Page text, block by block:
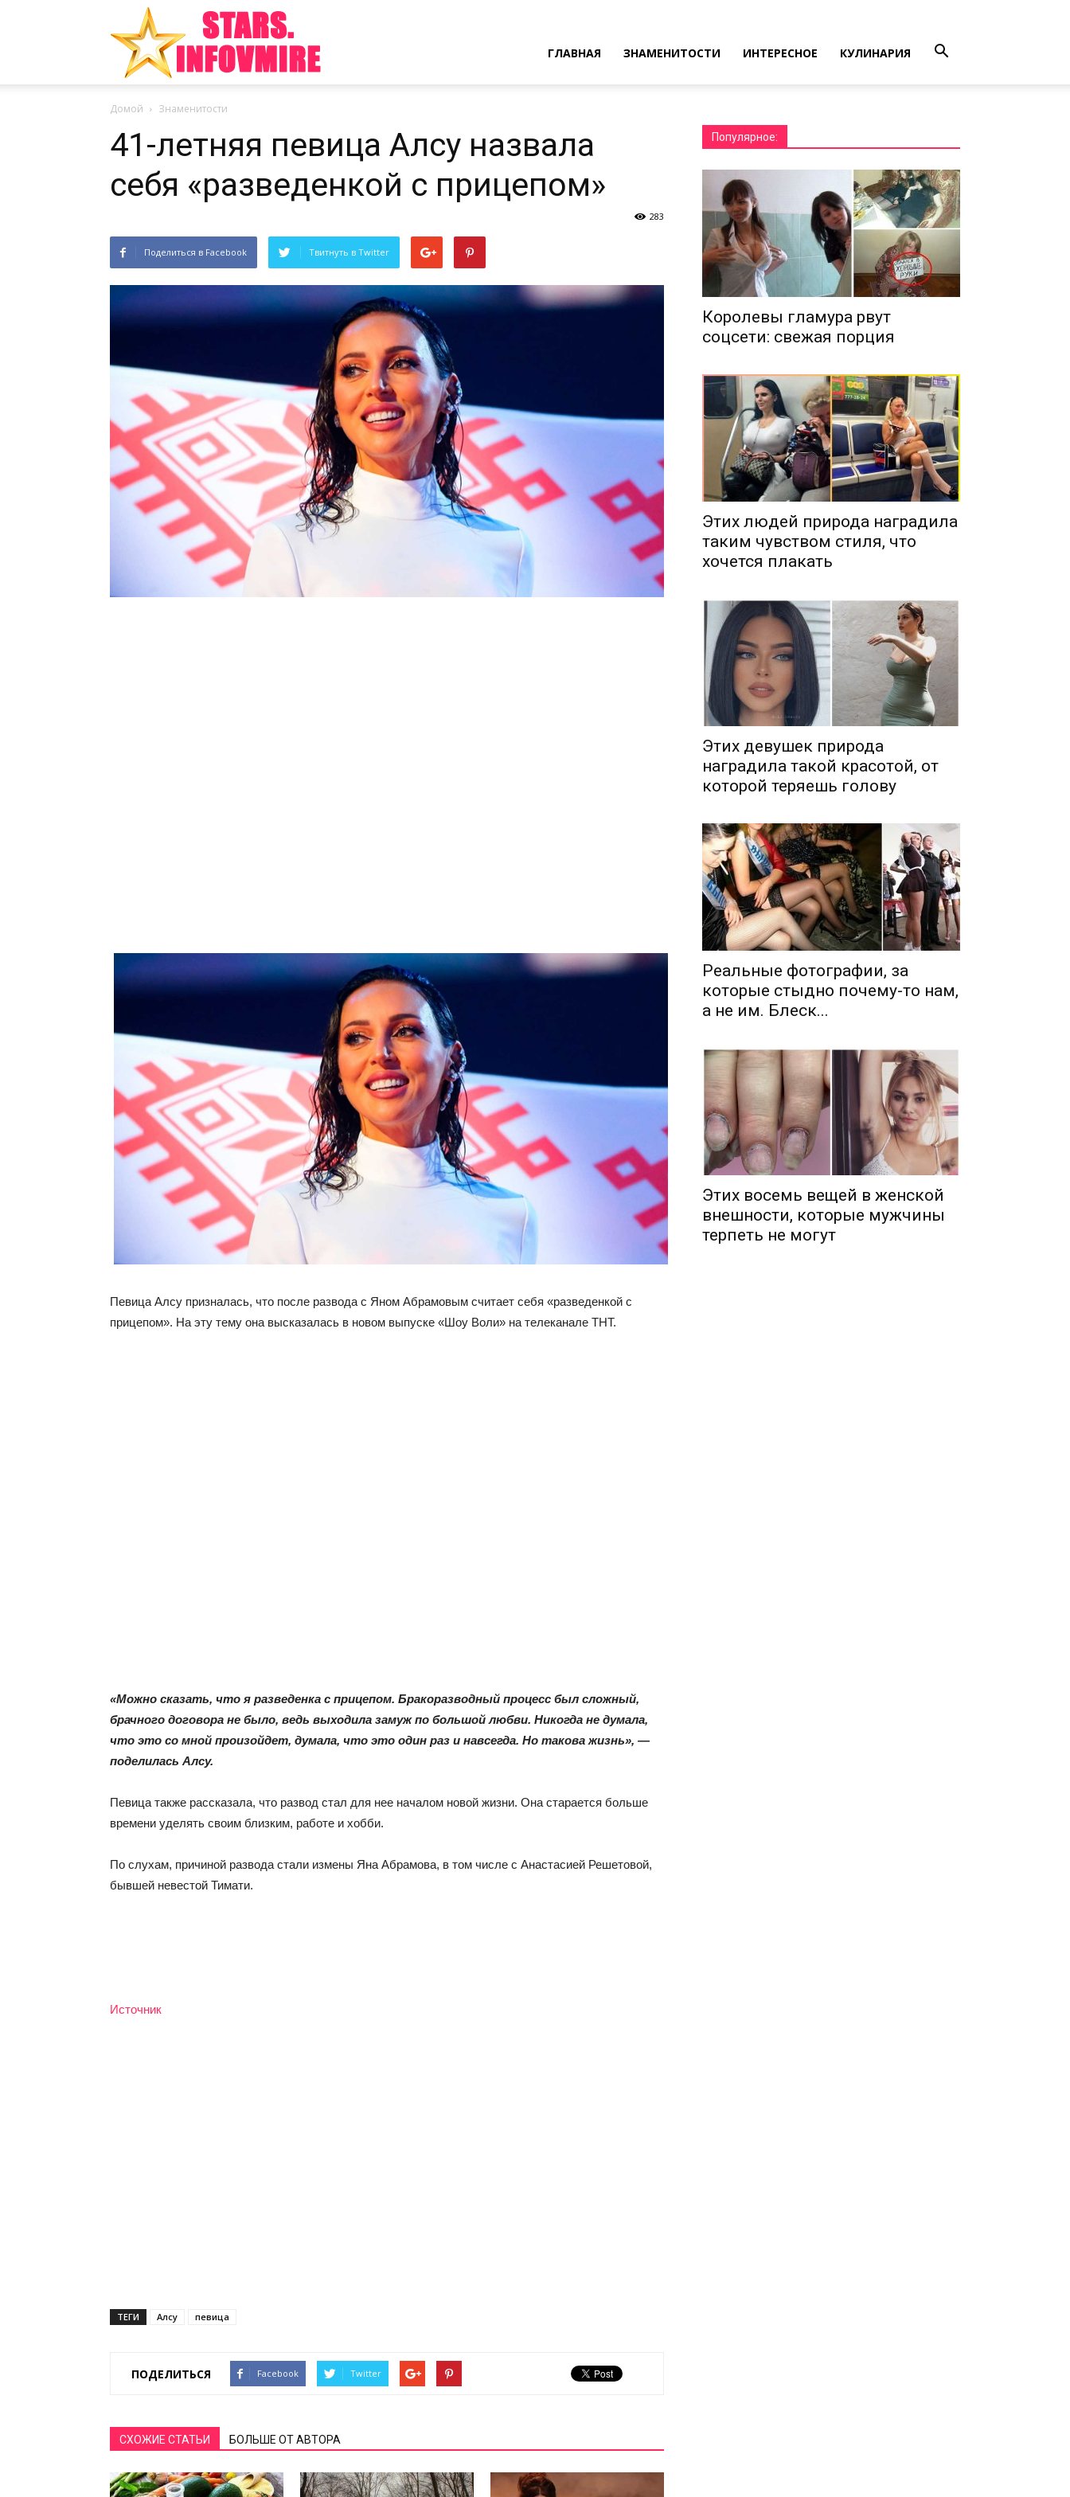
мира
Шоу-
Бизнеса
ГЛАВНАЯ ЗНАМЕНИТОСТИ ИНТЕРЕСНОЕ КУЛИНАРИЯ
Домой Знаменитости
41-летняя певица Алсу назвала
себя «разведенкой с прицепом»
283
Поделиться в Facebook Твитнуть в Twitter
Певица Алсу призналась, что после развода с Яном Абрамовым считает себя «разведенкой с
прицепом». На эту тему она высказалась в новом выпуске «Шоу Воли» на телеканале ТНТ.
«Можно сказать, что я разведенка с прицепом. Бракоразводный процесс был сложный,
брачного договора не было, ведь выходила замуж по большой любви. Никогда не думала,
что это со мной произойдет, думала, что это один раз и навсегда. Но такова жизнь», —
поделилась Алсу.
Певица также рассказала, что развод стал для нее началом новой жизни. Она старается больше
времени уделять своим близким, работе и хобби.
По слухам, причиной развода стали измены Яна Абрамова, в том числе с Анастасией Решетовой,
бывшей невестой Тимати.
Источник
ТЕГИ Алсу певица
ПОДЕЛИТЬСЯ Facebook Twitter
СХОЖИЕ СТАТЬИ БОЛЬШЕ ОТ АВТОРА
Популярное:
Королевы гламура рвут
соцсети: свежая порция
Этих людей природа наградила
таким чувством стиля, что
хочется плакать
Этих девушек природа
наградила такой красотой, от
которой теряешь голову
Реальные фотографии, за
которые стыдно почему-то нам,
а не им. Блеск...
Этих восемь вещей в женской
внешности, которые мужчины
терпеть не могут